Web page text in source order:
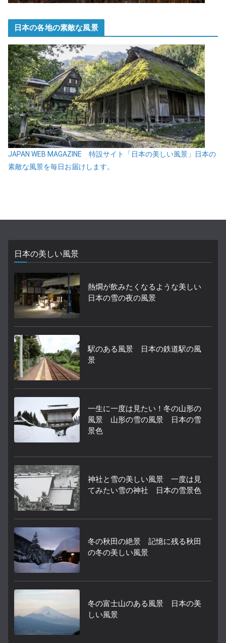
日本の各地の素敵な風景
JAPAN WEB MAGAZINE 特設サイト「日本の美しい風景」日本の
素敵な風景を毎日お届けします。
日本の美しい風景
熱燗が飲みたくなるような美しい
日本の雪の夜の風景
駅のある風景 日本の鉄道駅の風
景
一生に一度は見たい！冬の山形の
風景 山形の雪の風景 日本の雪
景色
神社と雪の美しい風景 一度は見
てみたい雪の神社 日本の雪景色
冬の秋田の絶景 記憶に残る秋田
の冬の美しい風景
冬の富士山のある風景 日本の美
しい風景